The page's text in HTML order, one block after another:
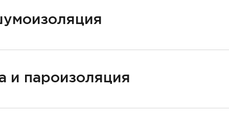
и пароизоляция